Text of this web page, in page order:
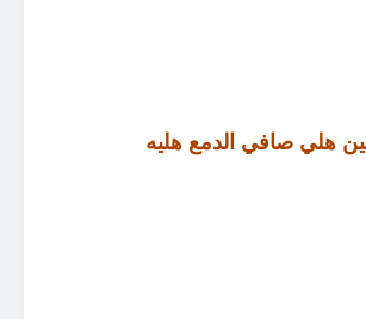
هلي صافي الدمع هليه